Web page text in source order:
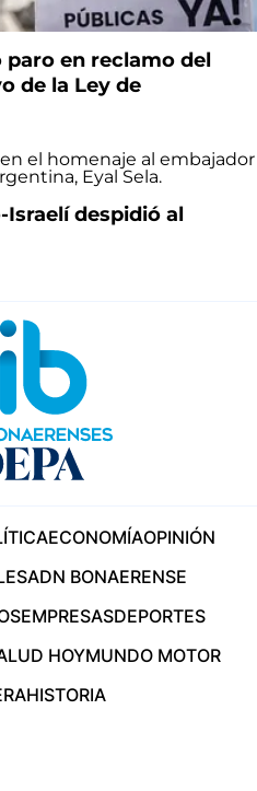
paro en reclamo del
de la Ley de
despidió al
ECONOMÍAOPINIÓN
ADN BONAERENSE
EMPRESASDEPORTES
HOYMUNDO MOTOR
HISTORIA